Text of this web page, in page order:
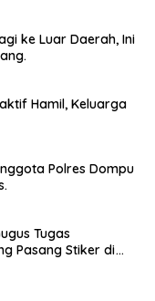
ke Luar Daerah, Ini
Hamil, Keluarga
Polres Dompu
Tugas
Pasang Stiker di